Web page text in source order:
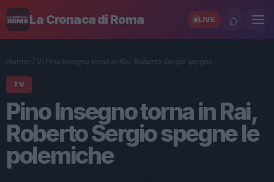
La Cronaca di Roma LIVE ⌕
Home› TV› Pino Insegno torna in Rai, Roberto Sergio spegne…
TV
Pino Insegno torna in Rai,
Roberto Sergio spegne le
polemiche